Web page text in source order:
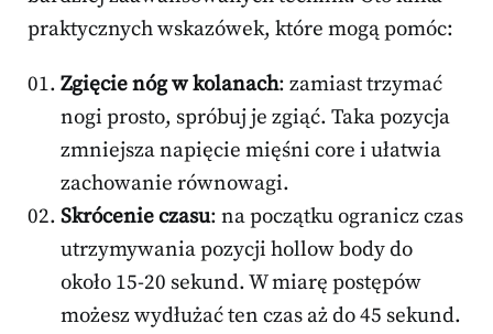
praktycznych wskazówek, które mogą pomóc:
Zgięcie nóg w kolanach: zamiast trzymać
nogi prosto, spróbuj je zgiąć. Taka pozycja
zmniejsza napięcie mięśni core i ułatwia
zachowanie równowagi.
Skrócenie czasu: na początku ogranicz czas
utrzymywania pozycji hollow body do
około 15-20 sekund. W miarę postępów
możesz wydłużać ten czas aż do 45 sekund.